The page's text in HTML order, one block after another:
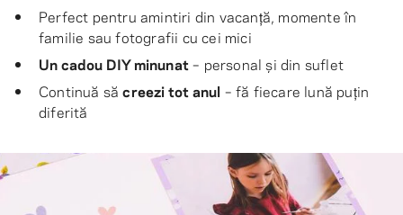
Perfect pentru amintiri din vacanță, momente în
familie sau fotografii cu cei mici
Un cadou DIY minunat – personal și din suflet
Continuă săcreezi tot anul – fă fiecare lună puțin
diferită